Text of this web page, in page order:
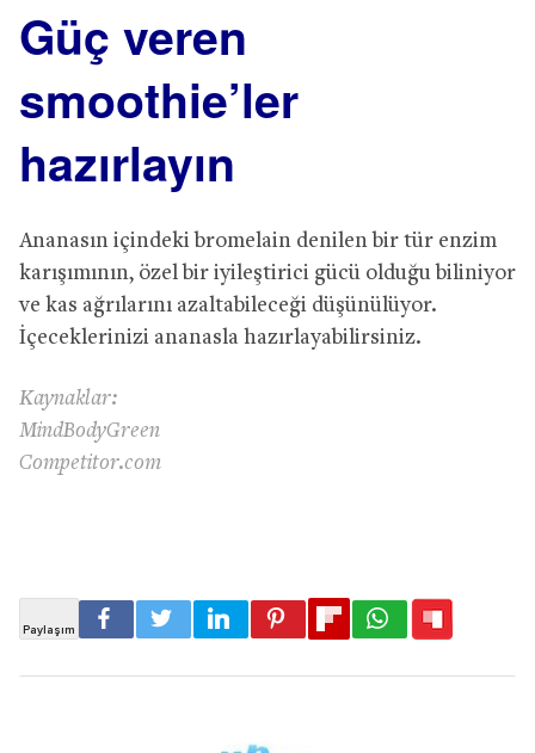
Güç veren
smoothie’ler
hazırlayın
Ananasın içindeki bromelain denilen bir tür enzim
karışımının, özel bir iyileştirici gücü olduğu biliniyor
ve kas ağrılarını azaltabileceği düşünülüyor.
İçeceklerinizi ananasla hazırlayabilirsiniz.
Kaynaklar:
MindBodyGreen
Competitor.com